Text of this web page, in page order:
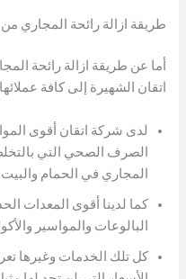
طريقة ازالة رائحة المجاري
أما عن طريقة ازالة رائحة
اتقان الشهيرة إلى كافة
لدى شركة اتقان أقوى
الصرف الصحي التي
المجاري في الحمام
كما لدينا أقوى المعدات
البالوعات والمواسير
كل تلك الخدمات وغيرها